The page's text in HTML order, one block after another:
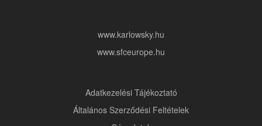
www.karlowsky.hu
www.sfceurope.hu
Adatkezelési Tájékoztató
Általános Szerződési Feltételek